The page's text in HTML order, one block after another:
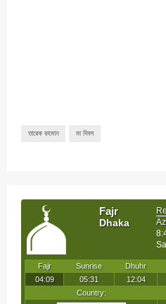
তারেক রহমান মা দিবস